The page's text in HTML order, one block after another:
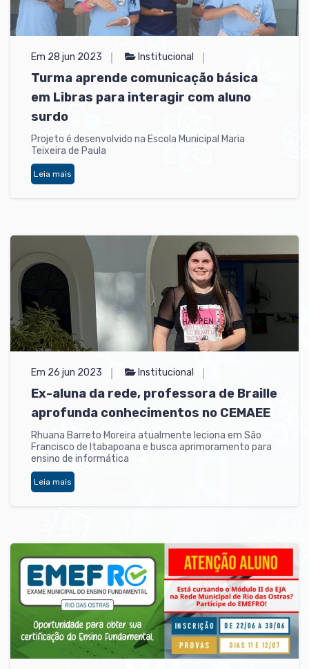
Em 28 jun 2023 Institucional
Turma aprende comunicação básica
em Libras para interagir com aluno
surdo
Projeto é desenvolvido na Escola Municipal Maria
Teixeira de Paula
Leia mais
Em 26 jun 2023 Institucional
Ex-aluna da rede, professora de Braille
aprofunda conhecimentos no CEMAEE
Rhuana Barreto Moreira atualmente leciona em São
Francisco de Itabapoana e busca aprimoramento para
ensino de informática
Leia mais